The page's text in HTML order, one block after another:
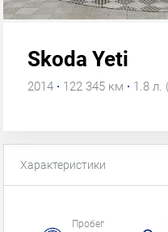
Skoda Yeti
2014 · 122 345 км · 1.8 л.
Характеристики
Пробег